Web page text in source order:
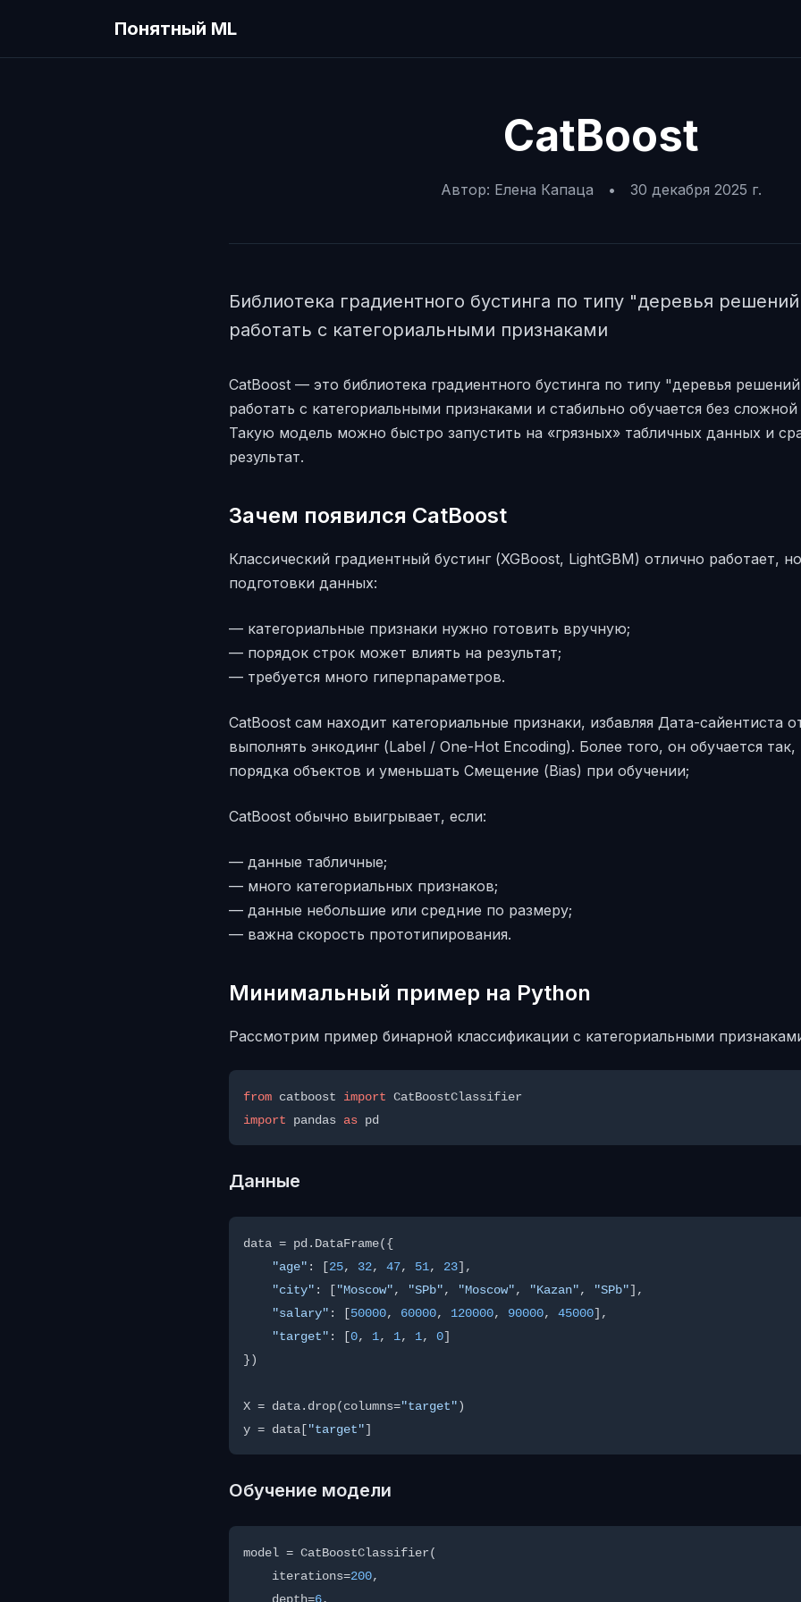
Понятный ML
CatBoost
Автор: Елена Капаца • 30 декабря 2025 г.
Библиотека градиентного бустинга по типу "деревья
работать с категориальными признаками
CatBoost — это библиотека градиентного бустинга по типу "деревья
работать с категориальными признаками и стабильно обучается без
Такую модель можно быстро запустить на «грязных» табличных данных и
результат.
Зачем появился CatBoost
Классический градиентный бустинг (XGBoost, LightGBM) отлично работает,
подготовки данных:
— категориальные признаки нужно готовить вручную;
— порядок строк может влиять на результат;
— требуется много гиперпараметров.
CatBoost сам находит категориальные признаки, избавляя Дата-сайентиста
выполнять энкодинг (Label / One-Hot Encoding). Более того, он обучается
порядка объектов и уменьшать Смещение (Bias) при обучении;
CatBoost обычно выигрывает, если:
— данные табличные;
— много категориальных признаков;
— данные небольшие или средние по размеру;
— важна скорость прототипирования.
Минимальный пример на Python
Рассмотрим пример бинарной классификации с категориальными
from catboost import
import pandas as
Данные
data = pd.DataFrame({
"age" : [25, 32, 47, 51, 23],
"city" : ["Moscow", "SPb", "Moscow", "Kazan", "SPb"],
"salary" : [50000, 60000, 120000, 90000, 45000],
"target" : [0, 1, 1, 1, 0]
})
X = data.drop(columns="target")
y = data["target"
Обучение модели
model = CatBoostClassifier(
    iterations=
200,